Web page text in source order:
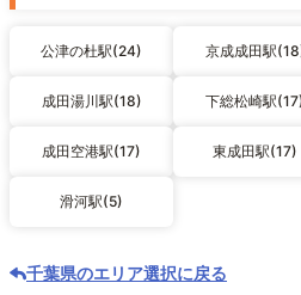
公津の杜駅(24) 京成成田駅
成田湯川駅(18) 下総松崎駅
成田空港駅(17) 東成田駅(17)
滑河駅(5)
千葉県のエリア選択に戻る